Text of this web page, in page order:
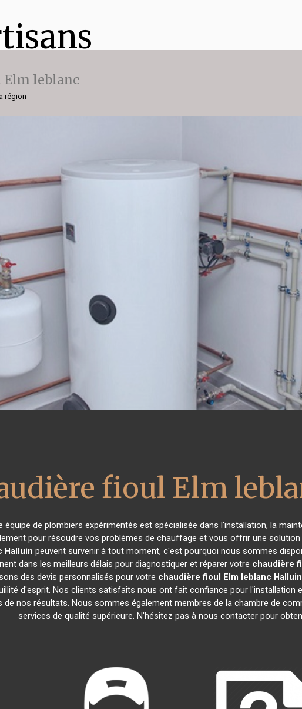
Elm leblanc
région
fioul Elm
équipe de plombiers expérimentés est spécialisée dans l'installation, la
pour résoudre vos problèmes de chauffage et vous offrir une
Halluin peuvent survenir à tout moment, c'est pourquoi nous sommes
dans les meilleurs délais pour diagnostiquer et réparer votre chaudière
des devis personnalisés pour votre chaudière fioul Elm leblanc Halluin
d'esprit. Nos clients satisfaits nous ont fait confiance pour l'installation
nos résultats. Nous sommes également membres de la chambre de
services de qualité supérieure. N'hésitez pas à nous contacter pour